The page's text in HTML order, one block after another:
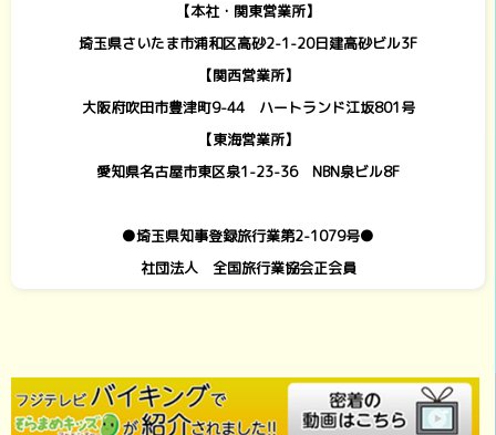
【本社・関東営業所】
埼玉県さいたま市浦和区高砂2-1-20日建高砂ビル3F
【関西営業所】
大阪府吹田市豊津町9-44 ハートランド江坂801号
【東海営業所】
愛知県名古屋市東区泉1-23-36 NBN泉ビル8F
●埼玉県知事登録旅行業第2-1079号●
社団法人 全国旅行業協会正会員